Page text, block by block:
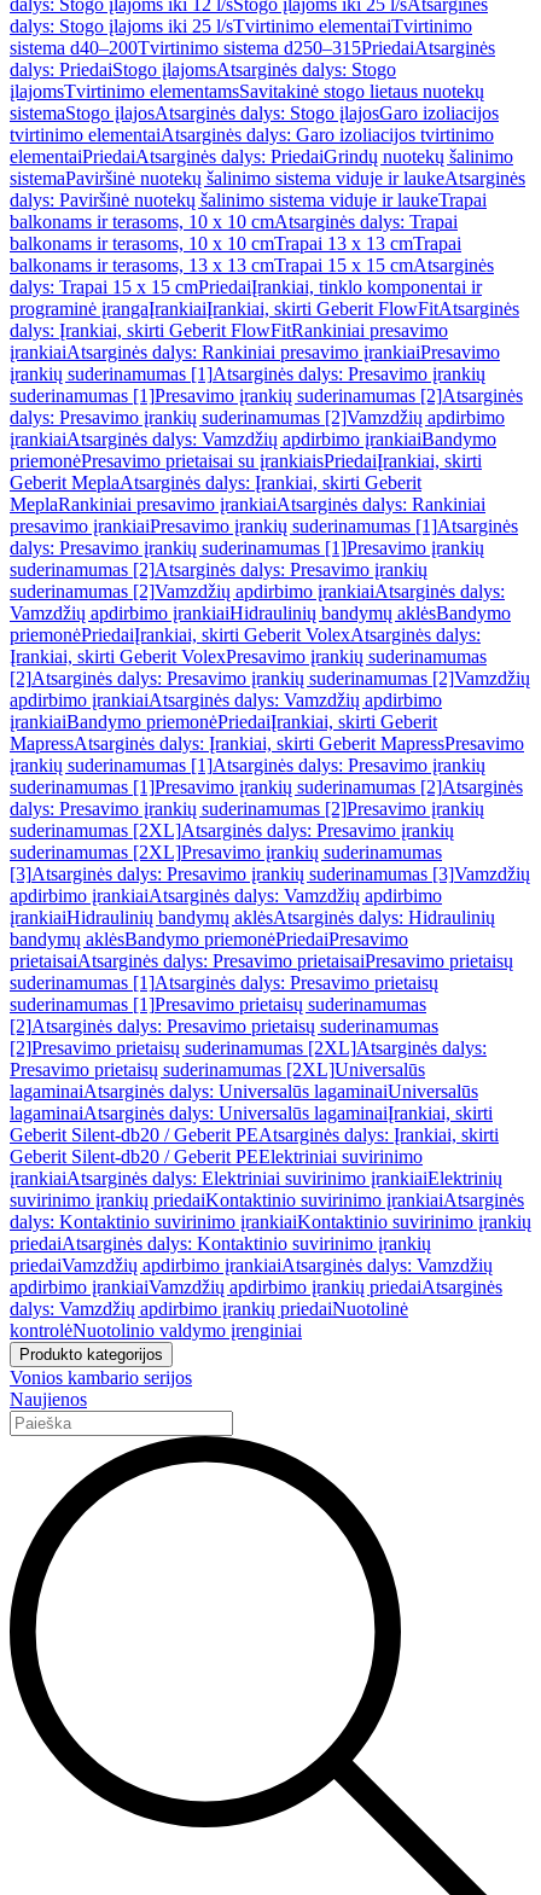
dalys: Stogo įlajoms iki 12 l/sStogo įlajoms iki 25 l/sAtsarginės
dalys: Stogo įlajoms iki 25 l/sTvirtinimo elementaiTvirtinimo
sistema d40–200Tvirtinimo sistema d250–315PriedaiAtsarginės
dalys: PriedaiStogo įlajomsAtsarginės dalys: Stogo
įlajomsTvirtinimo elementamsSavitakinė stogo lietaus nuotekų
sistemaStogo įlajosAtsarginės dalys: Stogo įlajosGaro izoliacijos
tvirtinimo elementaiAtsarginės dalys: Garo izoliacijos tvirtinimo
elementaiPriedaiAtsarginės dalys: PriedaiGrindų nuotekų šalinimo
sistemaPaviršinė nuotekų šalinimo sistema viduje ir laukeAtsarginės
dalys: Paviršinė nuotekų šalinimo sistema viduje ir laukeTrapai
balkonams ir terasoms, 10 x 10 cmAtsarginės dalys: Trapai
balkonams ir terasoms, 10 x 10 cmTrapai 13 x 13 cmTrapai
balkonams ir terasoms, 13 x 13 cmTrapai 15 x 15 cmAtsarginės
dalys: Trapai 15 x 15 cmPriedaiĮrankiai, tinklo komponentai ir
programinė įrangaĮrankiaiĮrankiai, skirti Geberit FlowFitAtsarginės
dalys: Įrankiai, skirti Geberit FlowFitRankiniai presavimo
įrankiaiAtsarginės dalys: Rankiniai presavimo įrankiaiPresavimo
įrankių suderinamumas [1]Atsarginės dalys: Presavimo įrankių
suderinamumas [1]Presavimo įrankių suderinamumas [2]Atsarginės
dalys: Presavimo įrankių suderinamumas [2]Vamzdžių apdirbimo
įrankiaiAtsarginės dalys: Vamzdžių apdirbimo įrankiaiBandymo
priemonėPresavimo prietaisai su įrankiaisPriedaiĮrankiai, skirti
Geberit MeplaAtsarginės dalys: Įrankiai, skirti Geberit
MeplaRankiniai presavimo įrankiaiAtsarginės dalys: Rankiniai
presavimo įrankiaiPresavimo įrankių suderinamumas [1]Atsarginės
dalys: Presavimo įrankių suderinamumas [1]Presavimo įrankių
suderinamumas [2]Atsarginės dalys: Presavimo įrankių
suderinamumas [2]Vamzdžių apdirbimo įrankiaiAtsarginės dalys:
Vamzdžių apdirbimo įrankiaiHidraulinių bandymų aklėsBandymo
priemonėPriedaiĮrankiai, skirti Geberit VolexAtsarginės dalys:
Įrankiai, skirti Geberit VolexPresavimo įrankių suderinamumas
[2]Atsarginės dalys: Presavimo įrankių suderinamumas [2]Vamzdžių
apdirbimo įrankiaiAtsarginės dalys: Vamzdžių apdirbimo
įrankiaiBandymo priemonėPriedaiĮrankiai, skirti Geberit
MapressAtsarginės dalys: Įrankiai, skirti Geberit MapressPresavimo
įrankių suderinamumas [1]Atsarginės dalys: Presavimo įrankių
suderinamumas [1]Presavimo įrankių suderinamumas [2]Atsarginės
dalys: Presavimo įrankių suderinamumas [2]Presavimo įrankių
suderinamumas [2XL]Atsarginės dalys: Presavimo įrankių
suderinamumas [2XL]Presavimo įrankių suderinamumas
[3]Atsarginės dalys: Presavimo įrankių suderinamumas [3]Vamzdžių
apdirbimo įrankiaiAtsarginės dalys: Vamzdžių apdirbimo
įrankiaiHidraulinių bandymų aklėsAtsarginės dalys: Hidraulinių
bandymų aklėsBandymo priemonėPriedaiPresavimo
prietaisaiAtsarginės dalys: Presavimo prietaisaiPresavimo prietaisų
suderinamumas [1]Atsarginės dalys: Presavimo prietaisų
suderinamumas [1]Presavimo prietaisų suderinamumas
[2]Atsarginės dalys: Presavimo prietaisų suderinamumas
[2]Presavimo prietaisų suderinamumas [2XL]Atsarginės dalys:
Presavimo prietaisų suderinamumas [2XL]Universalūs
lagaminaiAtsarginės dalys: Universalūs lagaminaiUniversalūs
lagaminaiAtsarginės dalys: Universalūs lagaminaiĮrankiai, skirti
Geberit Silent-db20 / Geberit PEAtsarginės dalys: Įrankiai, skirti
Geberit Silent-db20 / Geberit PEElektriniai suvirinimo
įrankiaiAtsarginės dalys: Elektriniai suvirinimo įrankiaiElektrinių
suvirinimo įrankių priedaiKontaktinio suvirinimo įrankiaiAtsarginės
dalys: Kontaktinio suvirinimo įrankiaiKontaktinio suvirinimo įrankių
priedaiAtsarginės dalys: Kontaktinio suvirinimo įrankių
priedaiVamzdžių apdirbimo įrankiaiAtsarginės dalys: Vamzdžių
apdirbimo įrankiaiVamzdžių apdirbimo įrankių priedaiAtsarginės
dalys: Vamzdžių apdirbimo įrankių priedaiNuotolinė
kontrolėNuotolinio valdymo įrenginiai
Produkto kategorijos
Vonios kambario serijos
Naujienos